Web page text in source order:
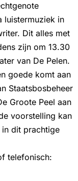
luistermuziek in
Dit alles met
zijn om 13.30
van De Pelen.
goede komt aan
Staatsbosbeheer
Groote Peel aan
voorstelling kan
in dit prachtige
telefonisch: